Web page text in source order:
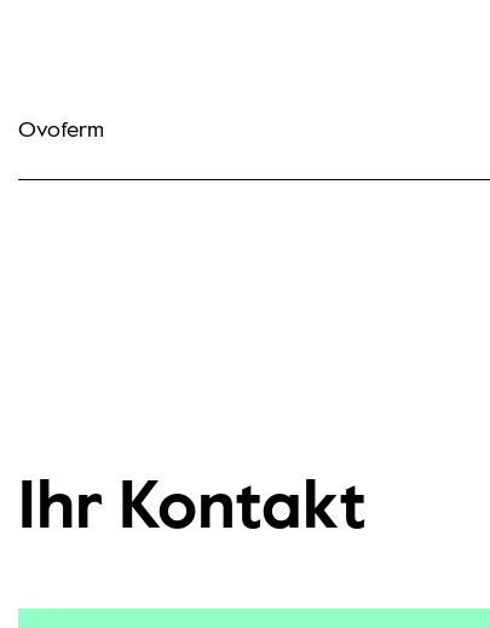
Ovoferm
Ihr Kontakt